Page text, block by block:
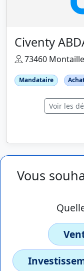
Civenty
73460
Mandataire
Voir les
Vous